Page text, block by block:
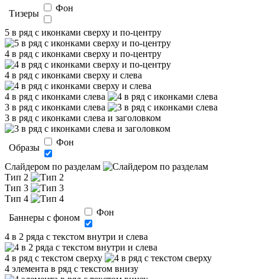
Тизеры
Фон
5 в ряд с иконками сверху и по-центру
4 в ряд с иконками сверху и по-центру
4 в ряд с иконками сверху и слева
4 в ряд с иконками слева
3 в ряд с иконками слева
3 в ряд с иконками слева и заголовком
Образы
Фон
Слайдером по разделам
Тип 2
Тип 3
Тип 4
Баннеры с фоном
Фон
4 в 2 ряда с текстом внутри и слева
4 в ряд с текстом сверху
4 элемента в ряд с текстом внизу